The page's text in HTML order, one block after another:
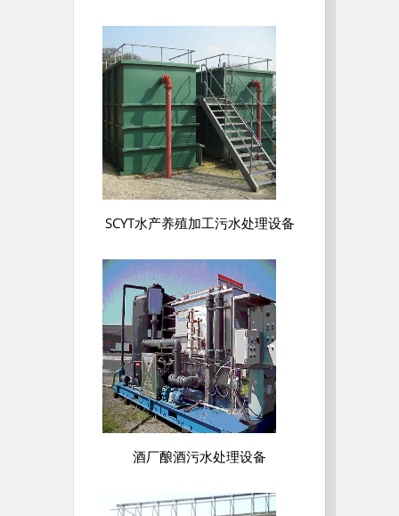
SCYT水产养殖加工污水处理设备
酒厂酿酒污水处理设备